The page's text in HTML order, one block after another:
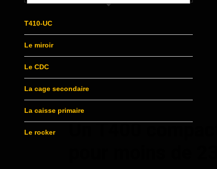
T410-UC
Le miroir
Le CDC
La cage secondaire
La caisse primaire
Le rocker